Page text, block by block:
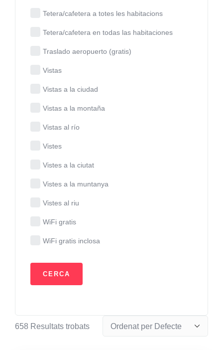
Tetera/cafetera a totes les habitacions
Tetera/cafetera en todas las habitaciones
Traslado aeropuerto (gratis)
Vistas
Vistas a la ciudad
Vistas a la montaña
Vistas al río
Vistes
Vistes a la ciutat
Vistes a la muntanya
Vistes al riu
WiFi gratis
WiFi gratis inclosa
658 Resultats trobats